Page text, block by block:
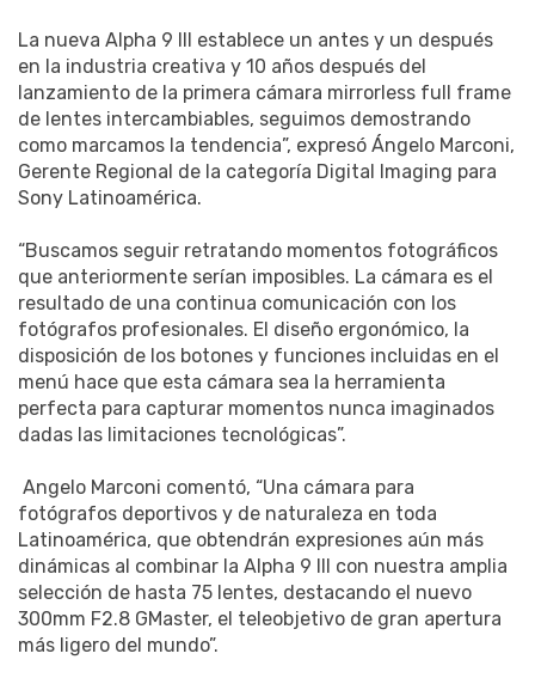
La nueva Alpha 9 III establece un antes y un después
en la industria creativa y 10 años después del
lanzamiento de la primera cámara mirrorless full frame
de lentes intercambiables, seguimos demostrando
como marcamos la tendencia”, expresó Ángelo Marconi,
Gerente Regional de la categoría Digital Imaging para
Sony Latinoamérica.
“Buscamos seguir retratando momentos fotográficos
que anteriormente serían imposibles. La cámara es el
resultado de una continua comunicación con los
fotógrafos profesionales. El diseño ergonómico, la
disposición de los botones y funciones incluidas en el
menú hace que esta cámara sea la herramienta
perfecta para capturar momentos nunca imaginados
dadas las limitaciones tecnológicas”.
Angelo Marconi comentó, “Una cámara para
fotógrafos deportivos y de naturaleza en toda
Latinoamérica, que obtendrán expresiones aún más
dinámicas al combinar la Alpha 9 III con nuestra amplia
selección de hasta 75 lentes, destacando el nuevo
300mm F2.8 GMaster, el teleobjetivo de gran apertura
más ligero del mundo”.